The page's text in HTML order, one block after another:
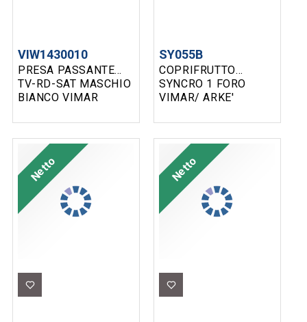
PRESA PASSANTE
TV-RD-SAT MASCHIO
BIANCO VIMAR
VIW1430010
COPRIFRUTTO
SYNCRO 1 FORO
VIMAR/ ARKE'
SY055B
Netto Netto